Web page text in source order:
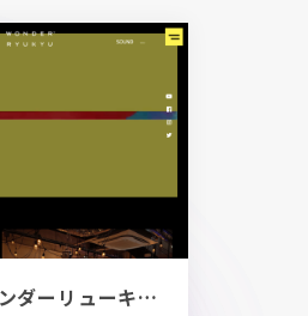
株式会社ワンダーリューキュー